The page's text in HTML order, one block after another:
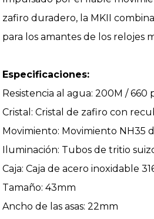
zafiro duradero, la MKII
para los amantes de los relojes
Especificaciones:
Resistencia al agua: 200M / 660
Cristal: Cristal de zafiro con
Movimiento: Movimiento NH35
Iluminación: Tubos de tritio
Caja: Caja de acero inoxidable
Tamaño: 43mm
Ancho de las asas: 22mm